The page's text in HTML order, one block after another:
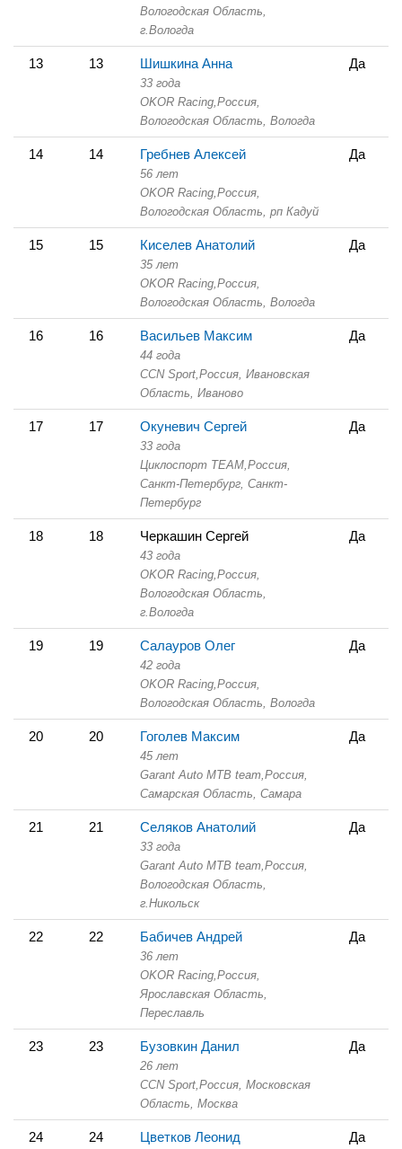
Вологодская Область,
г.Вологда
13 13 Шишкина Анна
33 года
OKOR Racing, Россия,
Вологодская Область, Вологда
Да
14 14 Гребнев Алексей
56 лет
OKOR Racing, Россия,
Вологодская Область, рп Кадуй
Да
15 15 Киселев Анатолий
35 лет
OKOR Racing, Россия,
Вологодская Область, Вологда
Да
16 16 Васильев Максим
44 года
CCN Sport, Россия, Ивановская
Область, Иваново
Да
17 17 Окуневич Сергей
33 года
Циклоспорт TEAM, Россия,
Санкт-Петербург, Санкт-
Петербург
Да
18 18 Черкашин Сергей
43 года
OKOR Racing, Россия,
Вологодская Область,
г.Вологда
Да
19 19 Салауров Олег
42 года
OKOR Racing, Россия,
Вологодская Область, Вологда
Да
20 20 Гоголев Максим
45 лет
Garant Auto MTB team, Россия,
Самарская Область, Самара
Да
21 21 Селяков Анатолий
33 года
Garant Auto MTB team, Россия,
Вологодская Область,
г.Никольск
Да
22 22 Бабичев Андрей
36 лет
OKOR Racing, Россия,
Ярославская Область,
Переславль
Да
23 23 Бузовкин Данил
26 лет
CCN Sport, Россия, Московская
Область, Москва
Да
24 24 Цветков Леонид Да